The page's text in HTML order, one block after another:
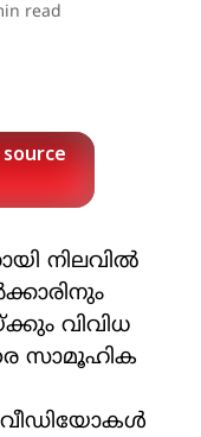
read
നിലവിൽ
വിവിധ
സാമൂഹിക
വീഡിയോകൾ